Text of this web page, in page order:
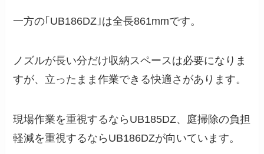
一方の｢UB186DZ｣は全長861mmです。
ノズルが長い分だけ収納スペースは必要になりま
すが、立ったまま作業できる快適さがあります。
現場作業を重視するならUB185DZ、庭掃除の負担
軽減を重視するならUB186DZが向いています。